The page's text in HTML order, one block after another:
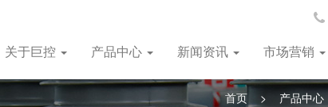
关于巨控 产品中心 新闻资讯 市场营销
首页 > 产品中心